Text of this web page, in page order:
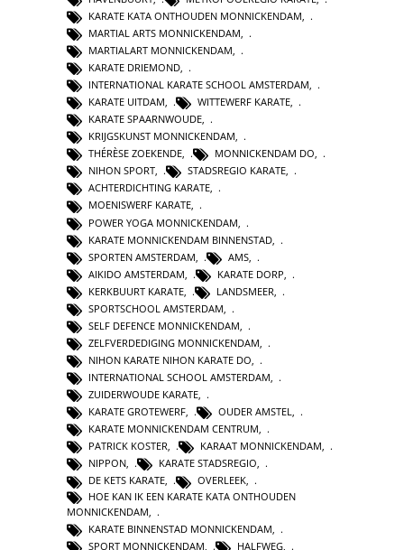
KARATE KATA ONTHOUDEN MONNICKENDAM
MARTIAL ARTS MONNICKENDAM
MARTIALART MONNICKENDAM
KARATE DRIEMOND
INTERNATIONAL KARATE SCHOOL AMSTERDAM,
KARATE UITDAM, WITTEWERF KARATE,
KARATE SPAARNWOUDE,
KRIJGSKUNST MONNICKENDAM,
THÉRÈSE ZOEKENDE, MONNICKENDAM DO,
NIHON SPORT, STADSREGIO KARATE,
ACHTERDICHTING KARATE,
MOENISWERF KARATE,
POWER YOGA MONNICKENDAM
KARATE MONNICKENDAM BINNENSTAD
SPORTEN AMSTERDAM
AMS
AIKIDO AMSTERDAM
KARATE DORP
KERKBUURT KARATE
LANDSMEER
SPORTSCHOOL AMSTERDAM
SELF DEFENCE MONNICKENDAM
ZELFVERDEDIGING MONNICKENDAM
NIHON KARATE NIHON KARATE DO,
INTERNATIONAL SCHOOL AMSTERDAM,
ZUIDERWOUDE KARATE,
KARATE GROTEWERF, OUDER AMSTEL,
KARATE MONNICKENDAM CENTRUM,
PATRICK KOSTER, KARAAT MONNICKENDAM,
NIPPON, KARATE STADSREGIO,
DE KETS KARATE, OVERLEEK,
HOE KAN IK EEN KARATE KATA ONTHOUDEN
MONNICKENDAM
KARATE BINNENSTAD MONNICKENDAM
SPORT MONNICKENDAM
HALFWEG